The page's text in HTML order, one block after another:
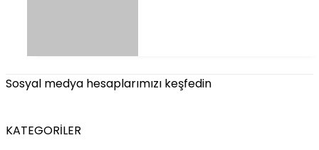
Sosyal medya hesaplarımızı keşfedin
KATEGORİLER